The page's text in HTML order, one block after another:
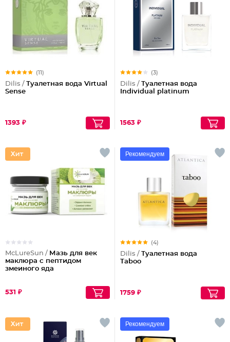
(11)
Dilis / Туалетная вода Virtual
Sense
1393 ₽
(3)
Dilis / Туалетная вода
Individual platinum
1563 ₽
McLureSun / Мазь для век
маклюра с пептидом
змеиного яда
531 ₽
Рекомендуем
(4)
Dilis / Туалетная вода
Taboo
1759 ₽
Рекомендуем